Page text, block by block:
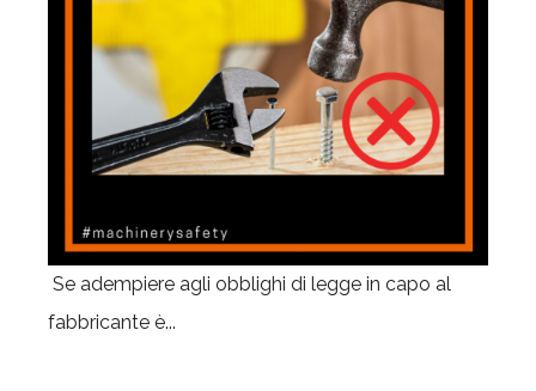
Se adempiere agli obblighi di legge in capo al
fabbricante è...